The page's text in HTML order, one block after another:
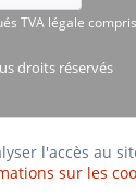
TVA légale
droits réservés
l'accès au
sur les